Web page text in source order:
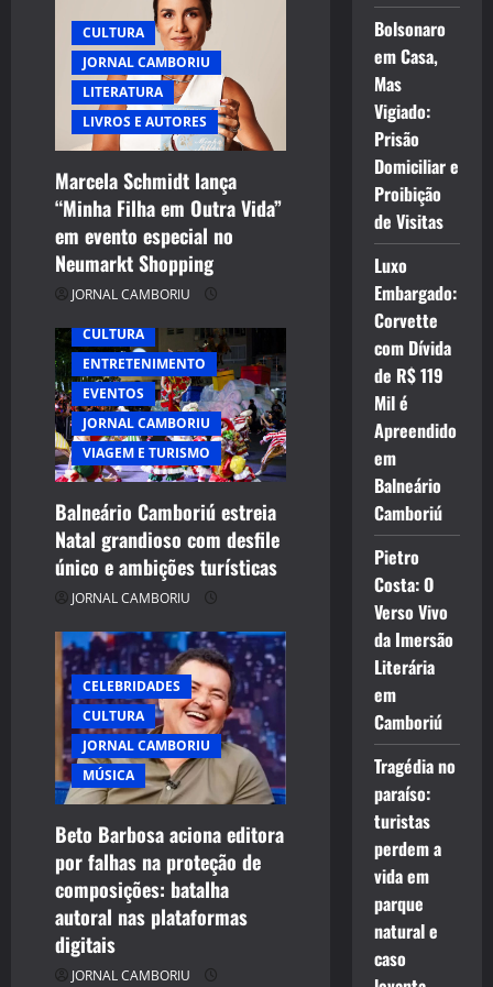
i
o
n
CULTURA
JORNAL CAMBORIU
LITERATURA
LIVROS E AUTORES
Marcela Schmidt lança
“Minha Filha em Outra Vida”
em evento especial no
Neumarkt Shopping
JORNAL CAMBORIU
CULTURA
ENTRETENIMENTO
EVENTOS
JORNAL CAMBORIU
VIAGEM E TURISMO
Balneário Camboriú estreia
Natal grandioso com desfile
único e ambições turísticas
JORNAL CAMBORIU
CELEBRIDADES
CULTURA
JORNAL CAMBORIU
MÚSICA
Beto Barbosa aciona editora
por falhas na proteção de
composições: batalha
autoral nas plataformas
digitais
JORNAL CAMBORIU
Bolsonaro
em Casa,
Mas
Vigiado:
Prisão
Domiciliar e
Proibição
de Visitas
Luxo
Embargado:
Corvette
com Dívida
de R$ 119
Mil é
Apreendido
em
Balneário
Camboriú
Pietro
Costa: O
Verso Vivo
da Imersão
Literária
em
Camboriú
Tragédia no
paraíso:
turistas
perdem a
vida em
parque
natural e
caso